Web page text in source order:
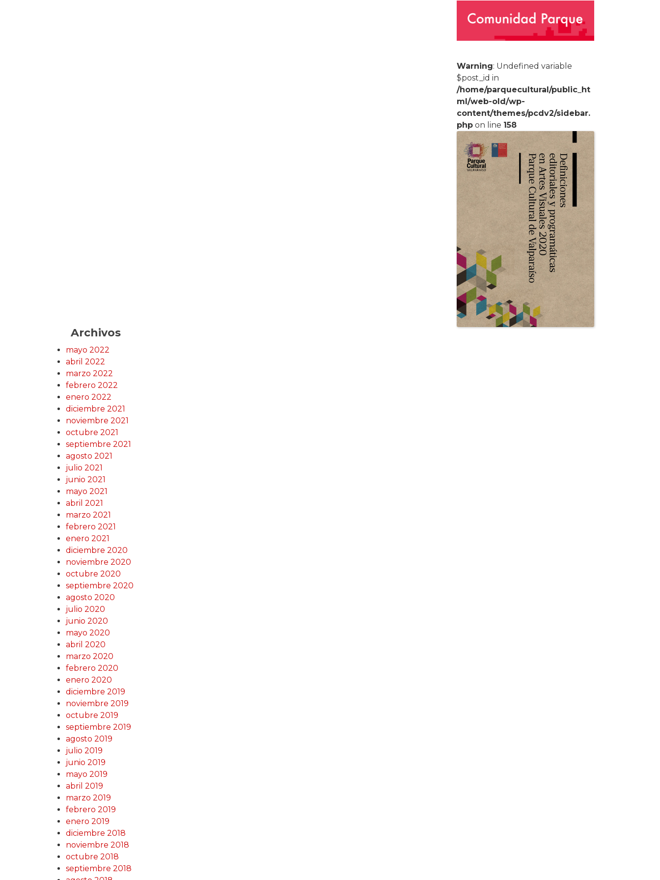
Warning: Undefined variable
$post_id in
/home/parquecultural/public_ht
ml/web-old/wp-
content/themes/pcdv2/sidebar.
php on line 158
Archivos
mayo 2022
abril 2022
marzo 2022
febrero 2022
enero 2022
diciembre 2021
noviembre 2021
octubre 2021
septiembre 2021
agosto 2021
julio 2021
junio 2021
mayo 2021
abril 2021
marzo 2021
febrero 2021
enero 2021
diciembre 2020
noviembre 2020
octubre 2020
septiembre 2020
agosto 2020
julio 2020
junio 2020
mayo 2020
abril 2020
marzo 2020
febrero 2020
enero 2020
diciembre 2019
noviembre 2019
octubre 2019
septiembre 2019
agosto 2019
julio 2019
junio 2019
mayo 2019
abril 2019
marzo 2019
febrero 2019
enero 2019
diciembre 2018
noviembre 2018
octubre 2018
septiembre 2018